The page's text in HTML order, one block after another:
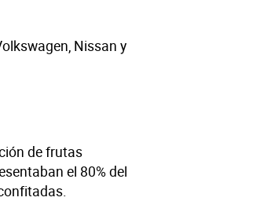
Nissan y
de frutas
el 80% del